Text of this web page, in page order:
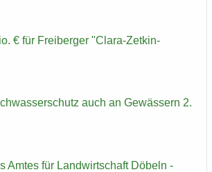
€ für Frei­ber­ger "Clara-​Zetkin-
auch an Ge­wäs­sern 2.
Amtes für Land­wirt­schaft Dö­beln -